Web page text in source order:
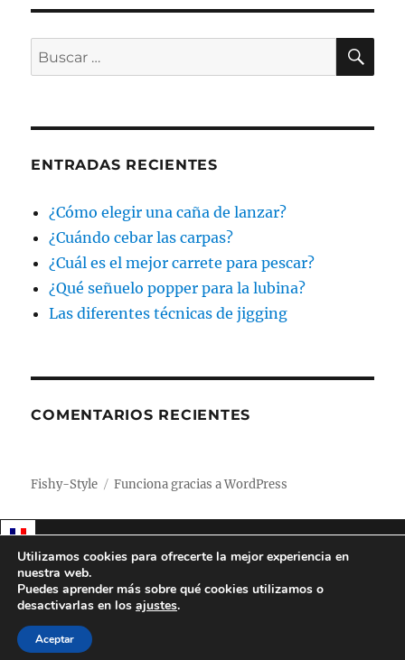
Buscar
por:
ENTRADAS RECIENTES
¿Cómo elegir una caña de lanzar?
¿Cuándo cebar las carpas?
¿Cuál es el mejor carrete para pescar?
¿Qué señuelo popper para la lubina?
Las diferentes técnicas de jigging
COMENTARIOS RECIENTES
Fishy-Style Funciona gracias a WordPress
Utilizamos cookies para ofrecerte la mejor experiencia en
nuestra web.
Puedes aprender más sobre qué cookies utilizamos o
desactivarlas en los ajustes.
Aceptar